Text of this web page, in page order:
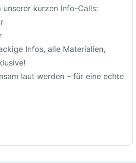
unserer kurzen Info-Calls:
Infos, alle Materialien,
laut werden – für eine echte